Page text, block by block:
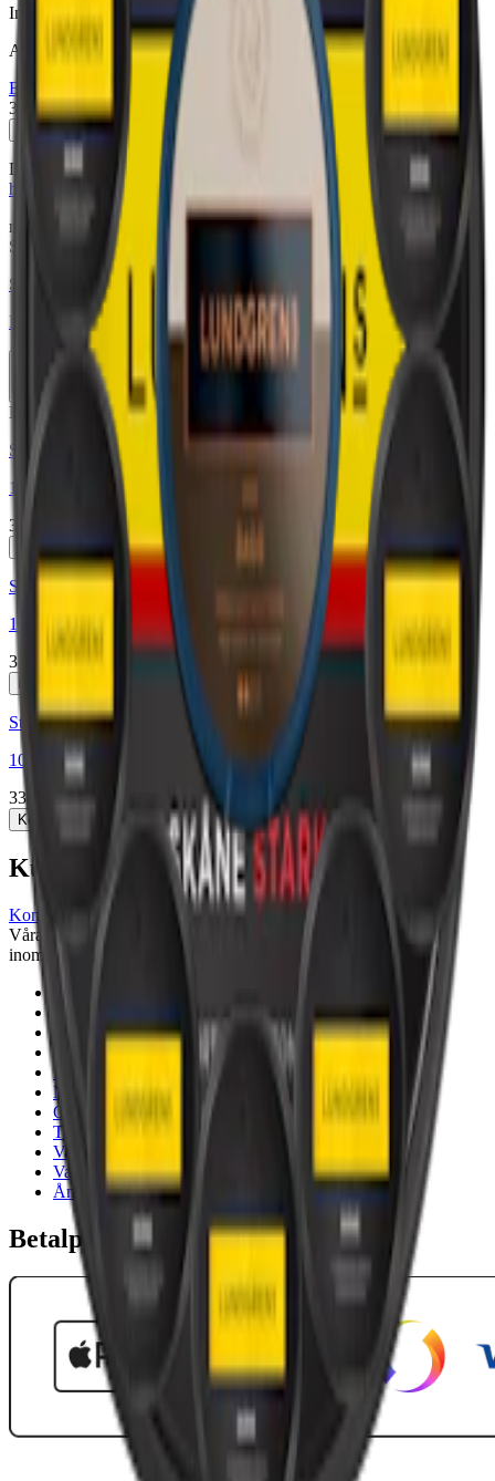
Innehåller 10-15 mg nikotin per prilla.
Attribut
Extra Stark
Lundgrens
334 kr
Köp
Du kan läsa mer om Skåne Stark
och Lundgrens Aros Frostnatt
här
relaterade produkter
Stark
Styrka Stark · Large
Lundgrens Skåne Stark
329,90 kr
Extra Stark
Styrka Extra Stark · Large
10 Lundgrens Norrland Stark + 1 Koster Stark
334 kr
Köp
Styrka Normal · Large
10 Lundgrens Vit + 1 Aros Skugga
334 kr
Styrka Normal · Large
10 Lundgrens Skåne + 1 Aros Dagg
334 kr
Köp
Kundservice
Kontakta oss
Våra öppettider är: Alla dagar 08:00 - 18:00 Vi svarar vanligtvis
inom 24 timmar på vardagar.
18-årsgräns
Cookiepolicy
Frakt- och leveransvillkor
Integritetspolicy
Köpvillkor
Mitt konto
Om Snuset.se
Tillgänglighetsredogörelse
Vanliga frågor
Varumärken
Ånger
Betalpartner